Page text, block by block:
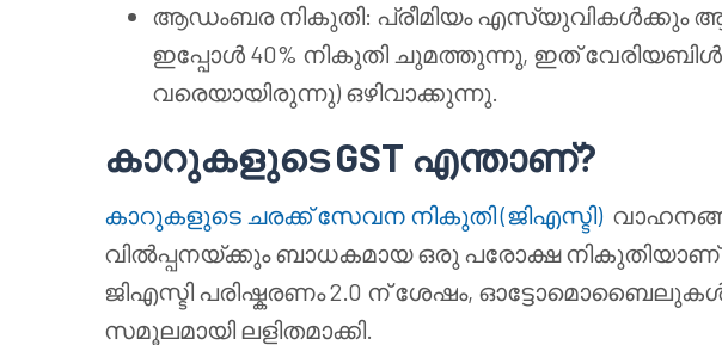
ആഡംബര നികുതി: പ്രീമിയം
ഇപ്പോൾ 40% നികുതി ചുമത്തുന്നു, ഇത് വേരിയബിൾ
വരെയായിരുന്നു) ഒഴിവാക്കുന്നു.
കാറുകളുടെ GST എന്താണ്?
കാറുകളുടെ ചരക്ക് സേവന നികുതി (ജിഎസ്ടി)
വിൽപ്പനയ്ക്കും ബാധകമായ ഒരു പരോക്ഷ നികുതിയാണ്.
ജിഎസ്ടി പരിഷ്കരണം 2.0 ന് ശേഷം,
സമൂലമായി ലളിതമാക്കി.